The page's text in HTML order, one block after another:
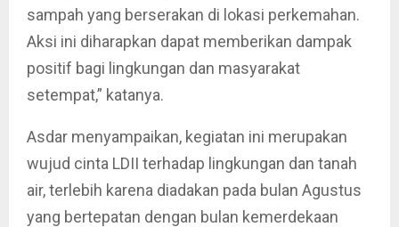
sampah yang berserakan di lokasi perkemahan.
Aksi ini diharapkan dapat memberikan dampak
positif bagi lingkungan dan masyarakat
setempat,” katanya.
Asdar menyampaikan, kegiatan ini merupakan
wujud cinta LDII terhadap lingkungan dan tanah
air, terlebih karena diadakan pada bulan Agustus
yang bertepatan dengan bulan kemerdekaan